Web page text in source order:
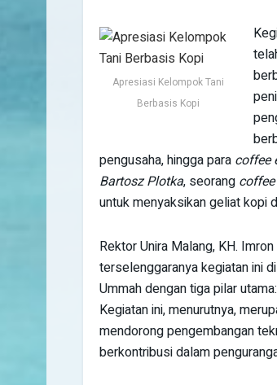
Apresiasi Kelompok Tani
Berbasis Kopi
pengusaha, hingga para coffee
Bartosz Plotka, seorang
untuk menyaksikan geliat kopi
Rektor Unira Malang, KH.
terselenggaranya kegiatan ini
Ummah dengan tiga pilar
Kegiatan ini, menurutnya,
mendorong pengembangan
berkontribusi dalam